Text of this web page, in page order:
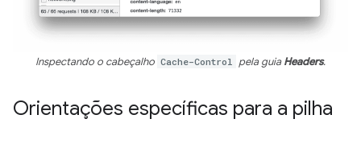
Inspectando o cabeçalho Cache-Control pela guiaHeaders.
Orientações específicas para a pilha